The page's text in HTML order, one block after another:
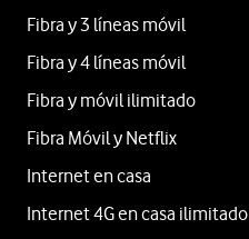
Fibra y 3 líneas móvil
Fibra y 4 líneas móvil
Fibra y móvil ilimitado
Fibra Móvil y Netflix
Internet en casa
Internet 4G en casa ilimitado